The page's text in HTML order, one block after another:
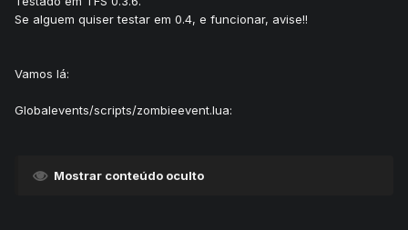
Se alguem quiser testar em 0.4, e funcionar, avise!!
Vamos lá:
Globalevents/scripts/zombieevent.lua:
Mostrar conteúdo oculto